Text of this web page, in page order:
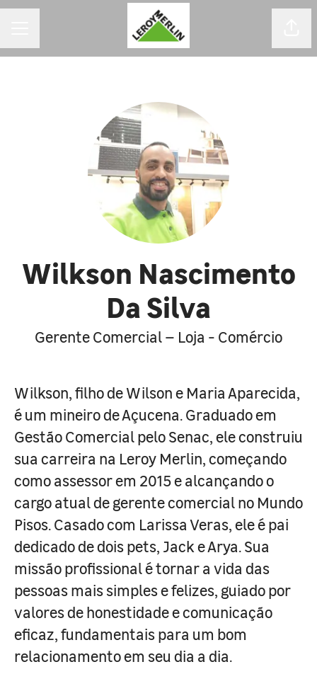
Wilkson Nascimento
Da Silva
Gerente Comercial – Loja - Comércio
Wilkson, filho de Wilson e Maria Aparecida,
é um mineiro de Açucena. Graduado em
Gestão Comercial pelo Senac, ele construiu
sua carreira na Leroy Merlin, começando
como assessor em 2015 e alcançando o
cargo atual de gerente comercial no Mundo
Pisos. Casado com Larissa Veras, ele é pai
dedicado de dois pets, Jack e Arya. Sua
missão profissional é tornar a vida das
pessoas mais simples e felizes, guiado por
valores de honestidade e comunicação
eficaz, fundamentais para um bom
relacionamento em seu dia a dia.